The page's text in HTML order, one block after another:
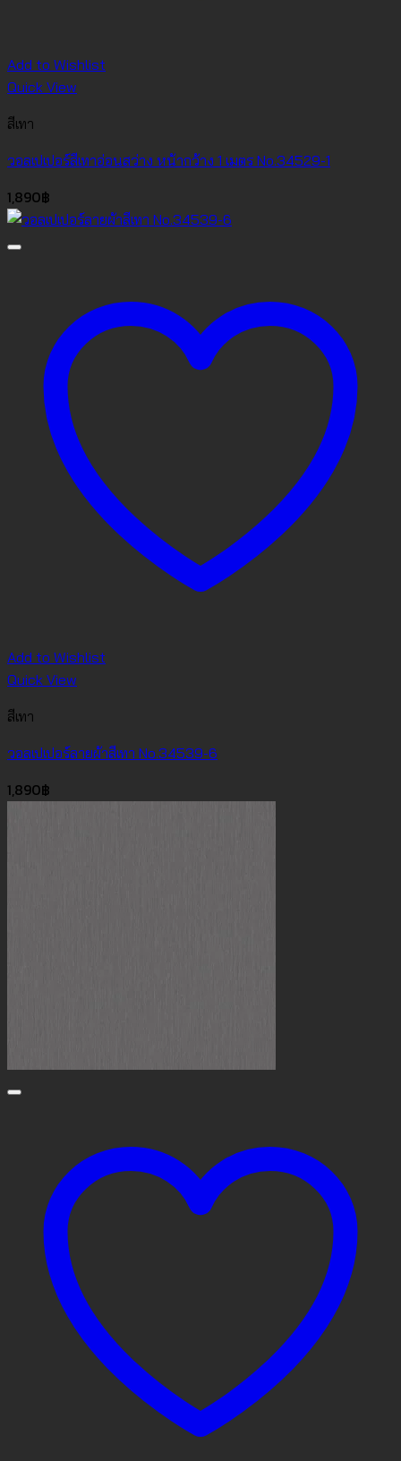
Add to Wishlist
Quick View
สีเทา
วอลเปเปอร์สีเทาอ่อนสว่าง หน้ากว้าง 1 เมตร No.34529-1
1,890฿
Add to Wishlist
Quick View
สีเทา
วอลเปเปอร์ลายผ้าสีเทา No.34539-6
1,890฿